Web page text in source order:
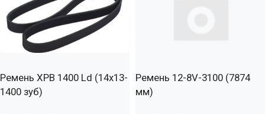
Ремень XPB 1400 Ld (14х13-
1400 зуб)
Ремень 12-8V-3100 (7874
мм)